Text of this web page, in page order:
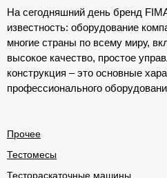
На сегодняшний день бренд
известность: оборудование
многие страны по всему миру,
высокое качество, простое
конструкция – это основные
профессионального
Прочее
Тестомесы
Тестораскаточные машины